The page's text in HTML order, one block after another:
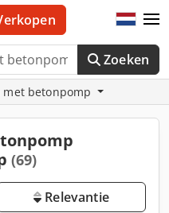
Zoeken
betonpomp
(69)
Relevantie